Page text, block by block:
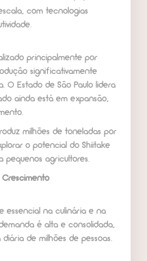
com tecnologias
principalmente por
significativamente
O Estado de São Paulo lidera
ainda está em expansão,
milhões de toneladas por
o potencial do Shiitake
pequenos agricultores.
Crescimento
essencial na culinária e na
é alta e consolidada,
de milhões de pessoas.